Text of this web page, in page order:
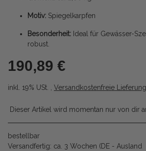
Motiv: Spiegelkarpfen
Besonderheit: Ideal für Gewässer-
robust.
190,89 €
inkl. 19% USt. , Versandkostenfreie Lieferung
Dieser Artikel wird momentan nur von dir
bestellbar
Versandfertig: ca. 3 Wochen (DE - Ausland